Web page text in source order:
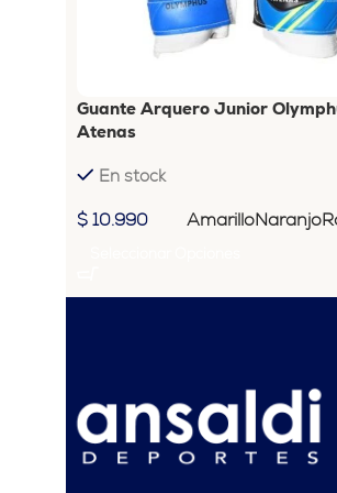
Guante Arquero Junior
Atenas
En stock
$ 10.990 AmarilloNaranjo